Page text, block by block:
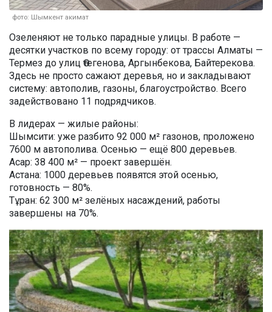
фото: Шымкент акимат
Озеленяют не только парадные улицы. В работе —
десятки участков по всему городу: от трассы Алматы —
Термез до улиц Өтегенова, Аргынбекова, Байтерекова.
Здесь не просто сажают деревья, но и закладывают
систему: автополив, газоны, благоустройство. Всего
задействовано 11 подрядчиков.
В лидерах — жилые районы:
Шымсити: уже разбито 92 000 м² газонов, проложено
7600 м автополива. Осенью — ещё 800 деревьев.
Асар: 38 400 м² — проект завершён.
Астана: 1000 деревьев появятся этой осенью,
готовность — 80%.
Тұран: 62 300 м² зелёных насаждений, работы
завершены на 70%.